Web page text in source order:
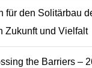
für den Solitärbau
Zukunft und Vielfalt
the Barriers –